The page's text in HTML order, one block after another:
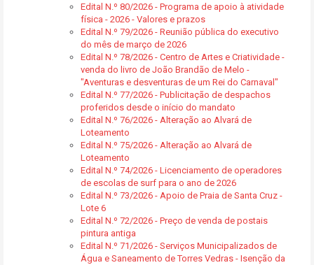
Edital N.º 80/2026 - Programa de apoio à atividade
física - 2026 - Valores e prazos
Edital N.º 79/2026 - Reunião pública do executivo
do mês de março de 2026
Edital N.º 78/2026 - Centro de Artes e Criatividade -
venda do livro de João Brandão de Melo -
"Aventuras e desventuras de um Rei do Carnaval"
Edital N.º 77/2026 - Publicitação de despachos
proferidos desde o início do mandato
Edital N.º 76/2026 - Alteração ao Alvará de
Loteamento
Edital N.º 75/2026 - Alteração ao Alvará de
Loteamento
Edital N.º 74/2026 - Licenciamento de operadores
de escolas de surf para o ano de 2026
Edital N.º 73/2026 - Apoio de Praia de Santa Cruz -
Lote 6
Edital N.º 72/2026 - Preço de venda de postais
pintura antiga
Edital N.º 71/2026 - Serviços Municipalizados de
Água e Saneamento de Torres Vedras - Isenção da